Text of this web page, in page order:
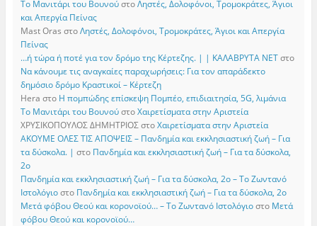
Το Μανιτάρι του ΒουνούστοΛηστές, Δολοφόνοι, Τρομοκράτες, Άγιοι
και Απεργία Πείνας
Mast Oras στοΛηστές, Δολοφόνοι, Τρομοκράτες, Άγιοι και Απεργία
Πείνας
…ή τώρα ή ποτέ για τον δρόμο της Κέρτεζης. | | ΚΑΛΑΒΡΥΤΑ ΝΕΤστο
Να κάνουμε τις αναγκαίες παραχωρήσεις: Για τον απαράδεκτο
δημόσιο δρόμο Κραστικοί – Κέρτεζη
Hera στο Η πομπώδης επίσκεψη Πομπέο, επιδιαιτησία, 5G, λιμάνια
Το Μανιτάρι του ΒουνούστοΧαιρετίσματα στην Αριστεία
ΧΡΥΣΙΚΟΠΟΥΛΟΣ ΔΗΜΗΤΡΙΟΣστοΧαιρετίσματα στην Αριστεία
ΑΚΟΥΜΕ ΟΛΕΣ ΤΙΣ ΑΠΟΨΕΙΣ – Πανδημία και εκκλησιαστική ζωή – Για
τα δύσκολα. | στο Πανδημία και εκκλησιαστική ζωή – Για τα δύσκολα,
2ο
Πανδημία και εκκλησιαστική ζωή – Για τα δύσκολα, 2ο – Το Zωντανό
Iστολόγιοστο Πανδημία και εκκλησιαστική ζωή – Για τα δύσκολα, 2ο
Μετά φόβου Θεού και κορονοϊού… – Το Zωντανό Iστολόγιοστο Μετά
φόβου Θεού και κορονοϊού…